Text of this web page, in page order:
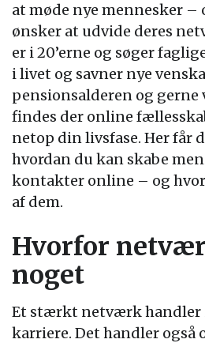
at møde nye mennesker –
ønsker at udvide deres
er i 20’erne og søger
i livet og savner nye
pensionsalderen og gerne
findes der online
netop din livsfase. Her får
hvordan du kan skabe
kontakter online – og
af dem.
Hvorfor
noget
Et stærkt netværk handler
karriere. Det handler også